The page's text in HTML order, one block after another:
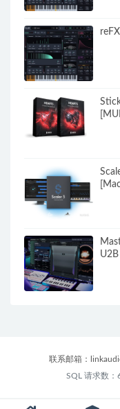
联系邮箱：
SQL 请求数：